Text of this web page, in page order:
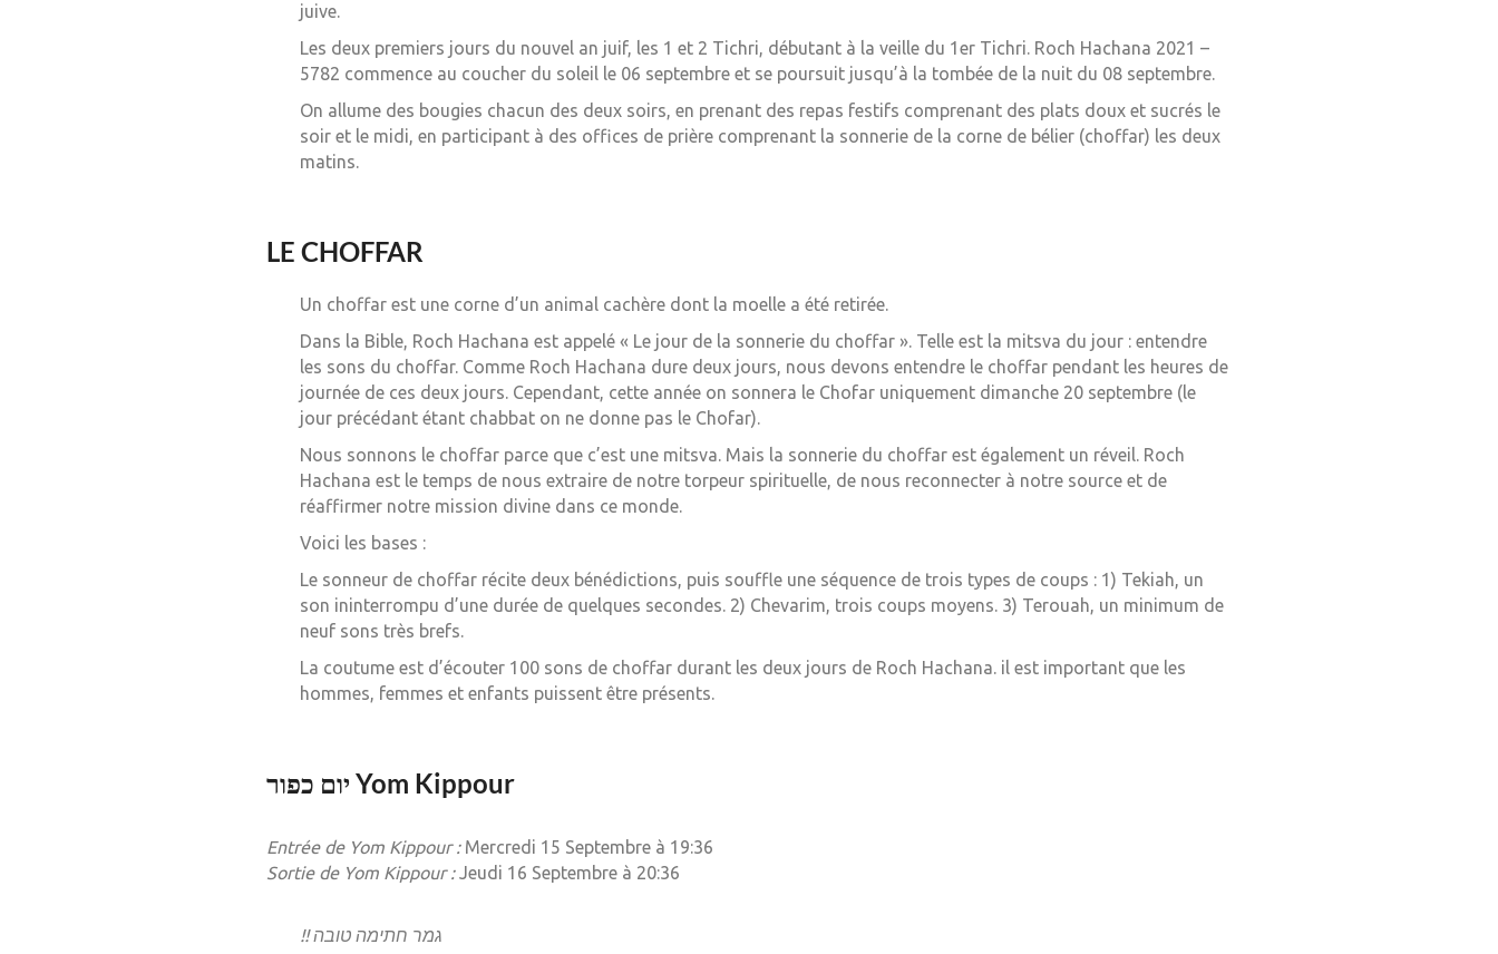
juive.
Les deux premiers jours du nouvel an juif, les 1 et 2 Tichri, débutant à la veille du 1er Tichri. Roch Hachana 2021 –
5782 commence au coucher du soleil le 06 septembre et se poursuit jusqu’à la tombée de la nuit du 08 septembre.
On allume des bougies chacun des deux soirs, en prenant des repas festifs comprenant des plats doux et sucrés le
soir et le midi, en participant à des offices de prière comprenant la sonnerie de la corne de bélier (choffar) les deux
matins.
LE CHOFFAR
Un choffar est une corne d’un animal cachère dont la moelle a été retirée.
Dans la Bible, Roch Hachana est appelé « Le jour de la sonnerie du choffar ». Telle est la mitsva du jour : entendre
les sons du choffar. Comme Roch Hachana dure deux jours, nous devons entendre le choffar pendant les heures de
journée de ces deux jours. Cependant, cette année on sonnera le Chofar uniquement dimanche 20 septembre (le
jour précédant étant chabbat on ne donne pas le Chofar).
Nous sonnons le choffar parce que c’est une mitsva. Mais la sonnerie du choffar est également un réveil. Roch
Hachana est le temps de nous extraire de notre torpeur spirituelle, de nous reconnecter à notre source et de
réaffirmer notre mission divine dans ce monde.
Voici les bases :
Le sonneur de choffar récite deux bénédictions, puis souffle une séquence de trois types de coups : 1) Tekiah, un
son ininterrompu d’une durée de quelques secondes. 2) Chevarim, trois coups moyens. 3) Terouah, un minimum de
neuf sons très brefs.
La coutume est d’écouter 100 sons de choffar durant les deux jours de Roch Hachana. il est important que les
hommes, femmes et enfants puissent être présents.
יום כפור Yom Kippour
Entrée de Yom Kippour :Mercredi 15 Septembre à 19:36
Sortie de Yom Kippour :Jeudi 16 Septembre à 20:36
!! גמר חתימה טובה